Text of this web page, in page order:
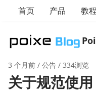
首页 产品 教程
3 个月前/ 公告/ 334浏览
关于规范使